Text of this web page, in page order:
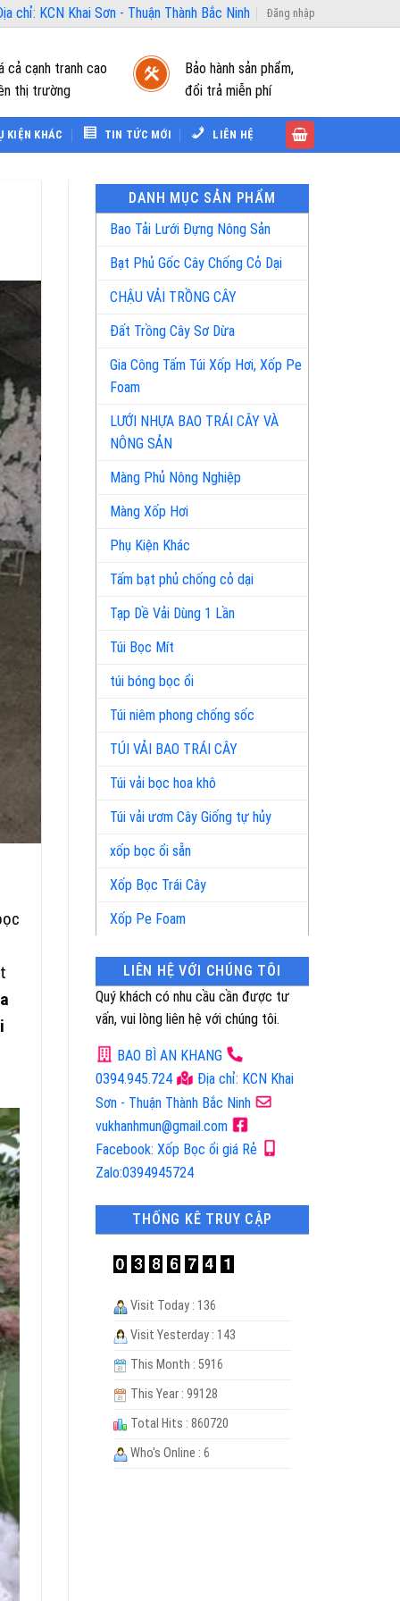
chỉ: KCN Khai Sơn - Thuận Thành Bắc Ninh Đăng nhập
cả cạnh tranh cao
thị trường
Bảo hành sản phẩm,
đổi trả miễn phí
KIỆN KHÁC TIN TỨC MỚI LIÊN HỆ
DANH MỤC SẢN PHẨM
Bao Tải Lưới Đựng Nông Sản
Bạt Phủ Gốc Cây Chống Cỏ Dại
CHẬU VẢI TRỒNG CÂY
Đất Trồng Cây Sơ Dừa
Gia Công Tấm Túi Xốp Hơi, Xốp Pe
Foam
LƯỚI NHỰA BAO TRÁI CÂY VÀ
NÔNG SẢN
Màng Phủ Nông Nghiệp
Màng Xốp Hơi
Phụ Kiện Khác
Tấm bạt phủ chống cỏ dại
Tạp Dề Vải Dùng 1 Lần
Túi Bọc Mít
túi bóng bọc ổi
Túi niêm phong chống sốc
TÚI VẢI BAO TRÁI CÂY
Túi vải bọc hoa khô
Túi vải ươm Cây Giống tự hủy
xốp bọc ổi sẵn
Xốp Bọc Trái Cây
Xốp Pe Foam
LIÊN HỆ VỚI CHÚNG TÔI
Quý khách có nhu cầu cần được tư
vấn, vui lòng liên hệ với chúng tôi.
BAO BÌ AN KHANG
0394.945.724
Địa chỉ: KCN Khai
Sơn - Thuận Thành Bắc Ninh
vukhanhmun@gmail.com
Facebook: Xốp Bọc ổi giá Rẻ
Zalo:0394945724
THỐNG KÊ TRUY CẬP
Visit Today : 136
Visit Yesterday : 143
This Month : 5916
This Year : 99128
Total Hits : 860720
Who's Online : 6